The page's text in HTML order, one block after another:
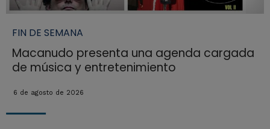
FIN DE SEMANA
Macanudo presenta una agenda cargada
de música y entretenimiento
6 de agosto de 2026